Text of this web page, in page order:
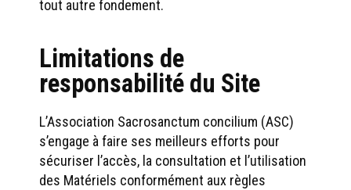
tout autre fondement.
Limitations de
responsabilité du Site
L’Association Sacrosanctum concilium (ASC)
s’engage à faire ses meilleurs efforts pour
sécuriser l’accès, la consultation et l’utilisation
des Matériels conformément aux règles